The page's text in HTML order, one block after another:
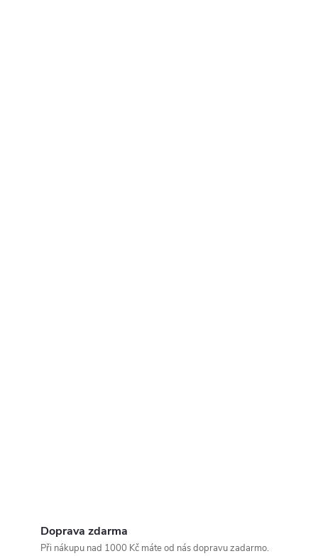
Doprava zdarma
Při nákupu nad 1000 Kč máte od nás dopravu zadarmo.